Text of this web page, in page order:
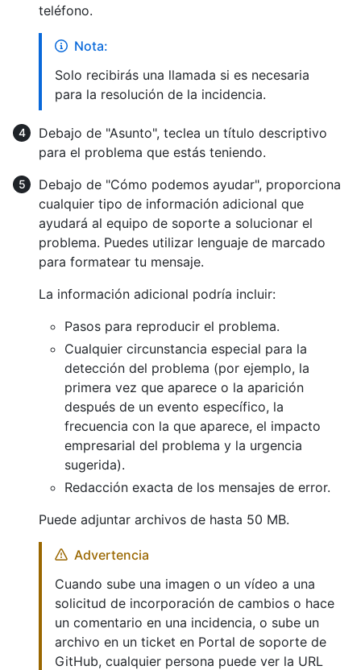
teléfono.
Nota:
Solo recibirás una llamada si es necesaria
para la resolución de la incidencia.
Debajo de "Asunto", teclea un título descriptivo
para el problema que estás teniendo.
Debajo de "Cómo podemos ayudar", proporciona
cualquier tipo de información adicional que
ayudará al equipo de soporte a solucionar el
problema. Puedes utilizar lenguaje de marcado
para formatear tu mensaje.
La información adicional podría incluir:
Pasos para reproducir el problema.
Cualquier circunstancia especial para la
detección del problema (por ejemplo, la
primera vez que aparece o la aparición
después de un evento específico, la
frecuencia con la que aparece, el impacto
empresarial del problema y la urgencia
sugerida).
Redacción exacta de los mensajes de error.
Puede adjuntar archivos de hasta 50 MB.
Advertencia
Cuando sube una imagen o un vídeo a una
solicitud de incorporación de cambios o hace
un comentario en una incidencia, o sube un
archivo en un ticket en Portal de soporte de
GitHub, cualquier persona puede ver la URL